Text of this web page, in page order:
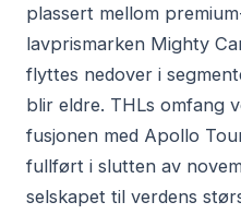
plassert mellom
lavprismarken Mighty
flyttes nedover i
blir eldre. THLs omfang
fusjonen med Apollo
fullført i slutten av
selskapet til verdens